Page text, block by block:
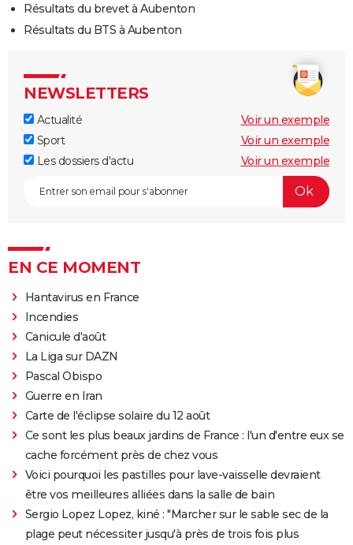
Résultats du brevet à Aubenton
Résultats du BTS à Aubenton
NEWSLETTERS
Actualité
Voir un exemple
Sport
Voir un exemple
Les dossiers d'actu
Voir un exemple
EN CE MOMENT
Hantavirus en France
Incendies
Canicule d'août
La Liga sur DAZN
Pascal Obispo
Guerre en Iran
Carte de l'éclipse solaire du 12 août
Ce sont les plus beaux jardins de France : l'un d'entre eux se
cache forcément près de chez vous
Voici pourquoi les pastilles pour lave-vaisselle devraient
être vos meilleures alliées dans la salle de bain
Sergio Lopez Lopez, kiné : "Marcher sur le sable sec de la
plage peut nécessiter jusqu'à près de trois fois plus